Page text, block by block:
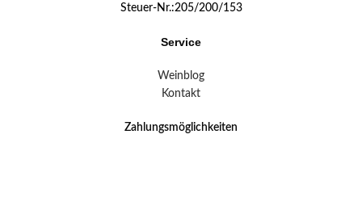
Steuer-Nr.:205/200/153
Service
Weinblog
Kontakt
Zahlungsmöglichkeiten